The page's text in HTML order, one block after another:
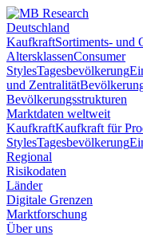
Deutschland
KaufkraftSortiments- und
AltersklassenConsumer
StylesTagesbevölkerung
und Zentralität
Bevölkerungsstrukturen
Marktdaten weltweit
KaufkraftKaufkraft für
StylesTagesbevölkerung
Regional
Risikodaten
Länder
Digitale Grenzen
Marktforschung
Über uns